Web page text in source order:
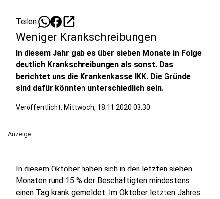
Teilen: open_in_new
Weniger Krankschreibungen
In diesem Jahr gab es über sieben Monate in Folge
deutlich Krankschreibungen als sonst. Das
berichtet uns die Krankenkasse IKK. Die Gründe
sind dafür könnten unterschiedlich sein.
Veröffentlicht: Mittwoch, 18.11.2020 08:30
Anzeige
In diesem Oktober haben sich in den letzten sieben
Monaten rund 15 % der Beschäftigten mindestens
einen Tag krank gemeldet. Im Oktober letzten Jahres